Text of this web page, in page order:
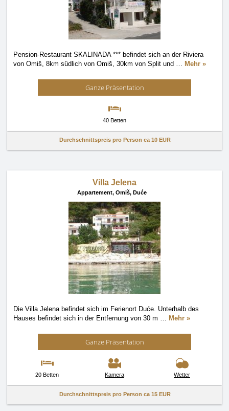
Pension-Restaurant SKALINADA *** befindet sich an der Riviera
von Omiš, 8km südlich von Omiš, 30km von Split und … Mehr »
Ganze Präsentation
40 Betten
Durchschnittspreis pro Person ca 10 EUR
Villa Jelena
Appartement, Omiš, Duće
Die Villa Jelena befindet sich im Ferienort Duće. Unterhalb des
Hauses befindet sich in der Entfernung von 30 m … Mehr »
Ganze Präsentation
20 Betten Kamera Wetter
Durchschnittspreis pro Person ca 15 EUR